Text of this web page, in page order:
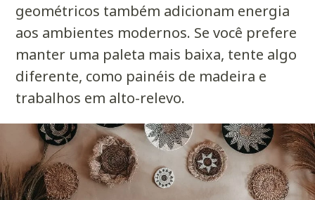
geométricos também adicionam energia
aos ambientes modernos. Se você prefere
manter uma paleta mais baixa, tente algo
diferente, como painéis de madeira e
trabalhos em alto-relevo.